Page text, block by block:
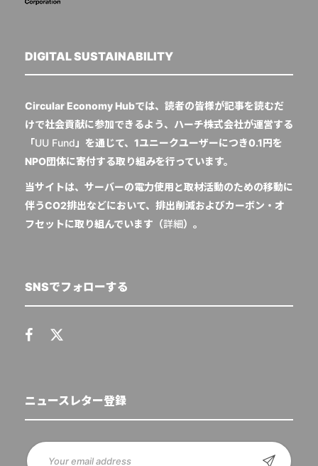
DIGITAL SUSTAINABILITY
Circular Economy Hubでは、読者の皆様が記事を読むだ
けで社会貢献に参加できるよう、ハーチ株式会社が運営する
「UU Fund」を通じて、1ユニークユーザーにつき0.1円を
NPO団体に寄付する取り組みを行っています。
当サイトは、サーバーの電力使用と取材活動のための移動に
伴うCO2排出などにおいて、排出削減およびカーボン・オ
フセットに取り組んでいます（詳細）。
SNSでフォローする
ニュースレター登録